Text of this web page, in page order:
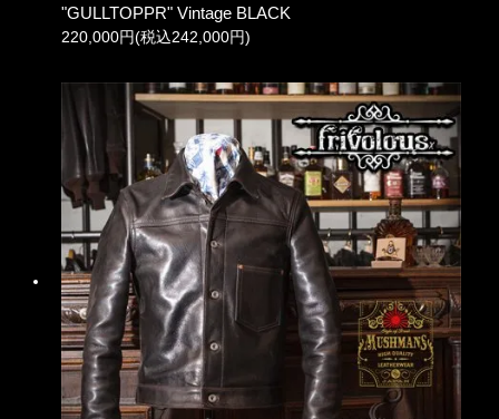
"GULLTOPPR" Vintage BLACK
220,000円(税込242,000円)